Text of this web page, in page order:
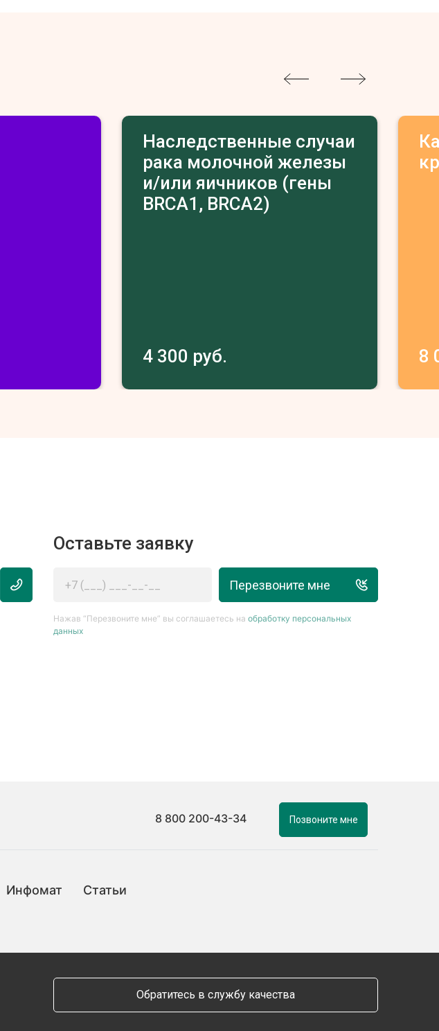
Наследственные случаи
рака молочной железы
и/или яичников (гены
BRCA1, BRCA2)
4 300 руб. 8
Оставьте заявку
Перезвоните мне
Нажав “Перезвоните мне” вы соглашаетесь на обработку персональных
данных
8 800 200-43-34 Позвоните мне
Инфомат Статьи
Обратитесь в службу качества